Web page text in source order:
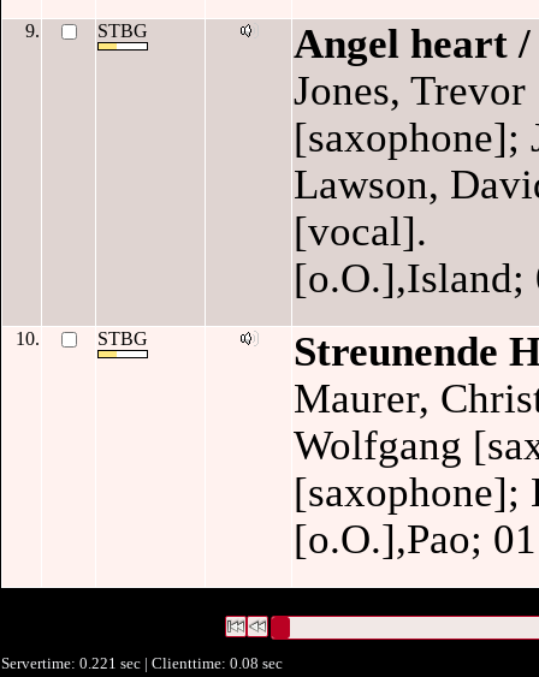
9. STBG
Angel heart
Jones,
[saxophone];
Lawson,
[vocal].
[o.O.],Island;
10. STBG
Streunende
Maurer,
Wolfgang
[saxophone];
[o.O.],Pao;
Servertime: 0.221 sec | Clienttime: 0.08 sec